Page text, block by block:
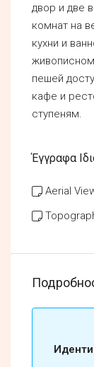
двор и две
комнат на
кухни и
пешей
кафе и
ступеням.
Έγγραφα
Aerial